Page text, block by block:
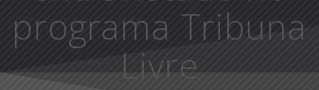
programa Tribuna
Livre